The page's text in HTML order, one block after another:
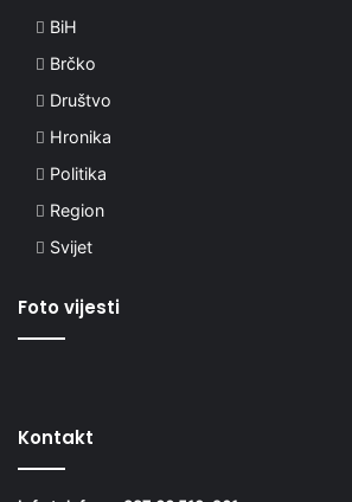
BiH
Brčko
Društvo
Hronika
Politika
Region
Svijet
Foto vijesti
Kontakt